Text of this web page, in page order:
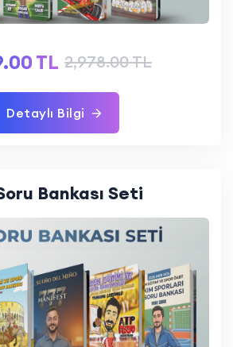
TL 2,978.00 TL
Detaylı Bilgi
Bankası Seti